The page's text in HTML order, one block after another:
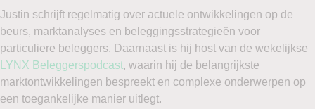
Justin schrijft regelmatig over actuele ontwikkelingen op de
beurs, marktanalyses en beleggingsstrategieën voor
particuliere beleggers. Daarnaast is hij host van de wekelijkse
LYNX Beleggerspodcast, waarin hij de belangrijkste
marktontwikkelingen bespreekt en complexe onderwerpen op
een toegankelijke manier uitlegt.